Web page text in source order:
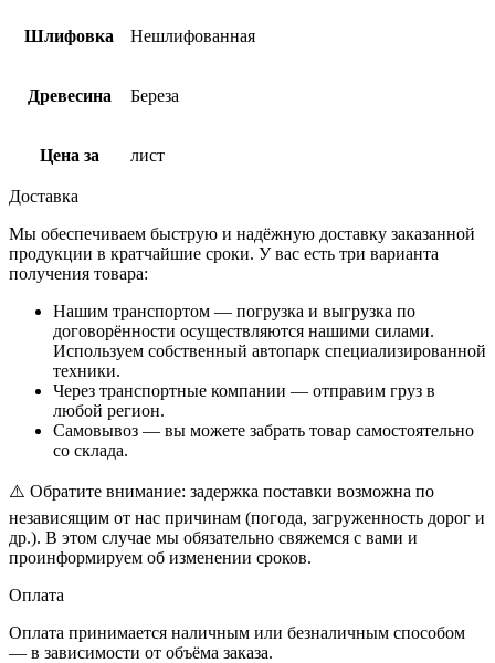
Шлифовка Нешлифованная
Древесина Береза
Цена за лист
Доставка
Мы обеспечиваем быструю и надёжную доставку заказанной
продукции в кратчайшие сроки. У вас есть три варианта
получения товара:
Нашим транспортом — погрузка и выгрузка по
договорённости осуществляются нашими силами.
Используем собственный автопарк специализированной
техники.
Через транспортные компании — отправим груз в
любой регион.
Самовывоз — вы можете забрать товар самостоятельно
со склада.
⚠️ Обратите внимание: задержка поставки возможна по
независящим от нас причинам (погода, загруженность дорог и
др.). В этом случае мы обязательно свяжемся с вами и
проинформируем об изменении сроков.
Оплата
Оплата принимается наличным или безналичным способом
— в зависимости от объёма заказа.